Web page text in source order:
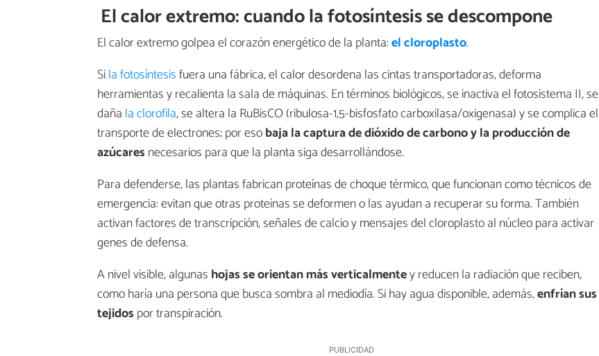
El calor extremo: cuando la fotosíntesis se descompone
El calor extremo golpea el corazón energético de la planta:el cloroplasto.
Sila fotosíntesisfuera una fábrica, el calor desordena las cintas transportadoras, deforma
herramientas y recalienta la sala de máquinas. En términos biológicos, se inactiva el fotosistema II, se
daña la clorofila, se altera la RuBisCO (ribulosa-1,5-bisfosfato carboxilasa/oxigenasa) y se complica el
transporte de electrones; por esobaja la captura de dióxido de carbono y la producción de
azúcares necesarios para que la planta siga desarrollándose.
Para defenderse, las plantas fabrican proteínas de choque térmico, que funcionan como técnicos de
emergencia: evitan que otras proteínas se deformen o las ayudan a recuperar su forma. También
activan factores de transcripción, señales de calcio y mensajes del cloroplasto al núcleo para activar
genes de defensa.
A nivel visible, algunas hojas se orientan más verticalmentey reducen la radiación que reciben,
como haría una persona que busca sombra al mediodía. Si hay agua disponible, además,enfrían sus
tejidos por transpiración.